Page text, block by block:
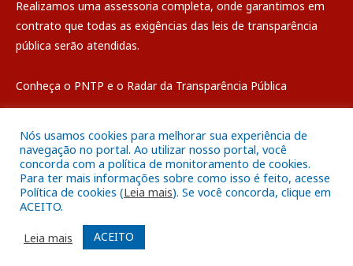
Realizamos uma assessoria completa, onde garantimos em
contrato que todas as exigências das leis de transparência
pública serão atendidas.
Conheça o PNTP e o Radar da Transparência Pública
Todos os direitos reservados a Câmara Municipal de Breves
Mapa do Site
Acessar o Webmail
Nós usamos cookies para melhorar sua experiência de
navegação no portal. Ao utilizar nosso portal, você
concorda com a política de monitoramento de cookies.
Para ter mais informações sobre como isso é feito, acesse
Política de cookies (Leia mais). Se você concorda, clique em
ACEITO.
Leia mais
ACEITO